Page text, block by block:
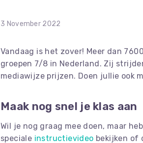
3 November 2022
Vandaag is het zover! Meer dan
groepen 7/8 in Nederland. Zij
mediawijze prijzen. Doen jullie ook
Maak nog snel je klas aan
Wil je nog graag mee doen, maar
speciale instructievideo bekijken of